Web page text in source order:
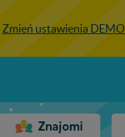
Zmień ustawienia DEMO
Znajomi